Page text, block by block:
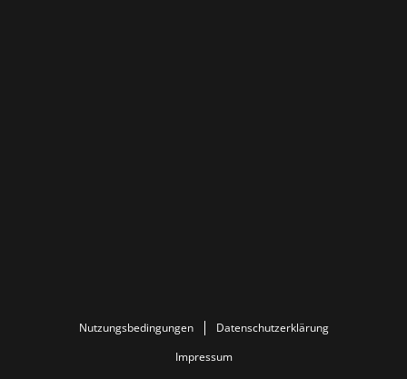
Nutzungsbedingungen
Datenschutzerklärung
Impressum